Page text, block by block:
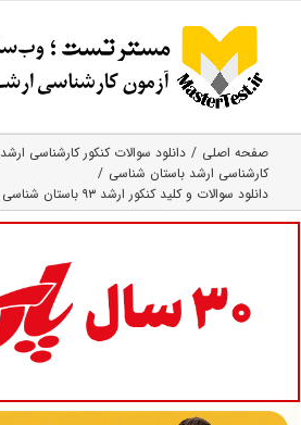
content
صفحه اصلی
دانلود سوالات کنکور کارشناسی ارشد
کارشناسی ارشد باستان شناسی
دانلود سوالات و کلید کنکور ارشد ۹۳ باستان شناسی (رایگان)